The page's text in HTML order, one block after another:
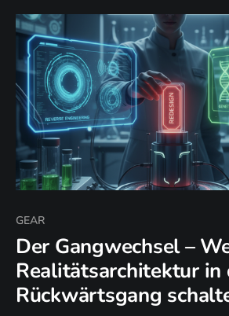
GEAR
Der Gangwechsel –
Realitätsarchitektur in
Rückwärtsgang